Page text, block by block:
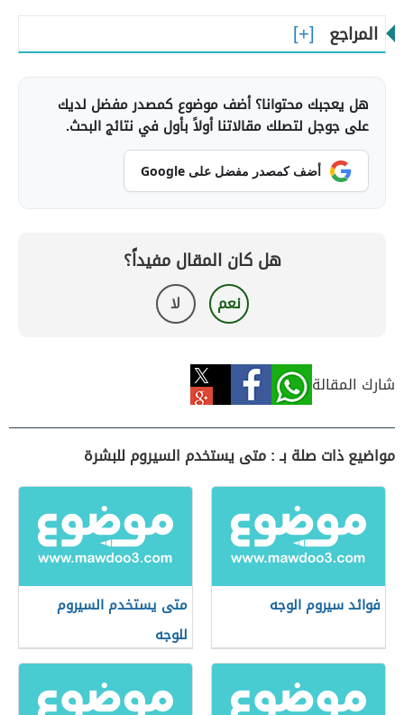
المراجع
هل يعجبك محتوانا؟ أضف موضوع كمصدر مفضل لديك
على جوجل لتصلك مقالاتنا أولاً بأول في نتائج البحث.
أضف كمصدر مفضل على Google
هل كان المقال مفيداً؟
نعم لا
شارك المقالة
مواضيع ذات صلة بـ : متى يستخدم السيروم للبشرة
فوائد سيروم الوجه
متى يستخدم السيروم
للوجه